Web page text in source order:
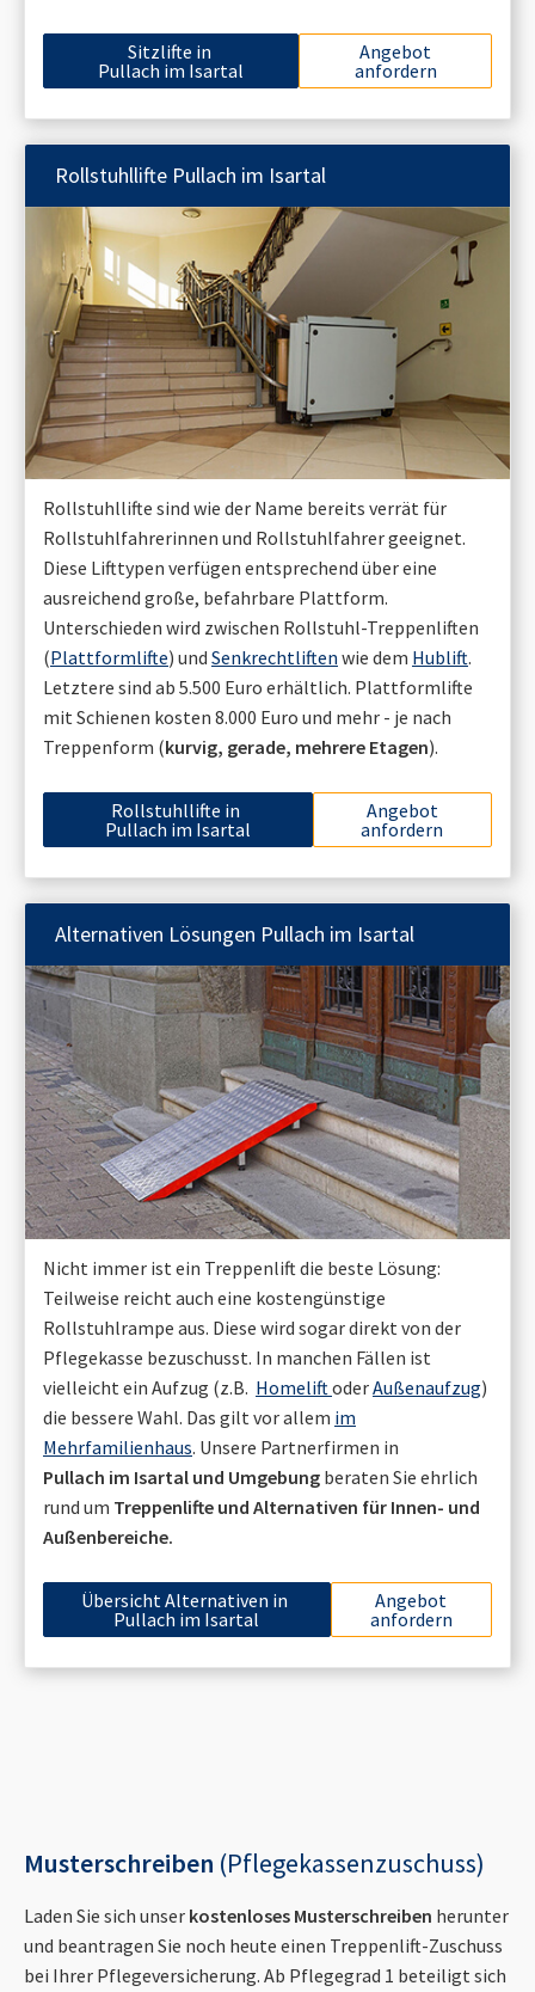
Sitzlifte in
Pullach im Isartal
Angebot
anfordern
Rollstuhllifte Pullach im Isartal
Rollstuhllifte sind wie der Name bereits verrät für
Rollstuhlfahrerinnen und Rollstuhlfahrer geeignet.
Diese Lifttypen verfügen entsprechend über eine
ausreichend große, befahrbare Plattform.
Unterschieden wird zwischen Rollstuhl-Treppenliften
(Plattformlifte) und Senkrechtliften wie dem Hublift.
Letztere sind ab 5.500 Euro erhältlich. Plattformlifte
mit Schienen kosten 8.000 Euro und mehr - je nach
Treppenform (kurvig, gerade, mehrere Etagen).
Rollstuhllifte in
Pullach im Isartal
Angebot
anfordern
Alternativen Lösungen Pullach im Isartal
Nicht immer ist ein Treppenlift die beste Lösung:
Teilweise reicht auch eine kostengünstige
Rollstuhlrampe aus. Diese wird sogar direkt von der
Pflegekasse bezuschusst. In manchen Fällen ist
vielleicht ein Aufzug (z.B. HomeliftoderAußenaufzug)
die bessere Wahl. Das gilt vor allem im
Mehrfamilienhaus. Unsere Partnerfirmen in
Pullach im Isartal und Umgebung beraten Sie ehrlich
rund um Treppenlifte und Alternativen für Innen- und
Außenbereiche.
Übersicht Alternativen in
Pullach im Isartal
Angebot
anfordern
Musterschreiben (Pflegekassenzuschuss)
Laden Sie sich unser kostenloses Musterschreiben herunter
und beantragen Sie noch heute einen Treppenlift-Zuschuss
bei Ihrer Pflegeversicherung. Ab Pflegegrad 1 beteiligt sich